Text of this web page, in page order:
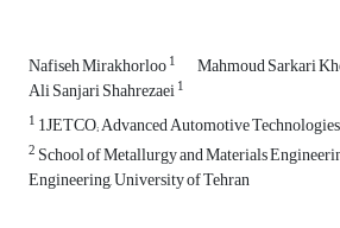
Nafiseh Mirakhorloo1 Mahmoud Sarkari
Ali Sanjari Shahrezaei1
1 1JETCO; Advanced Automotive
2 School of Metallurgy and Materials
Engineering, University of Tehran